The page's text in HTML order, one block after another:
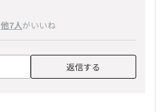
他7人がいいね
返信する